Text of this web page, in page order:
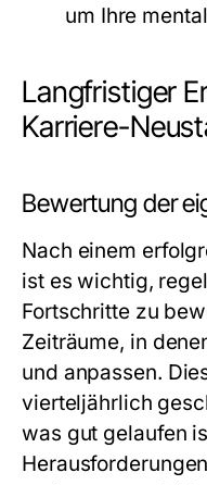
um Ihre
Langfristiger
Karriere-
Bewertung der
Nach einem
ist es wichtig,
Fortschritte zu
Zeiträume, in
und anpassen.
vierteljährlich
was gut gelaufen